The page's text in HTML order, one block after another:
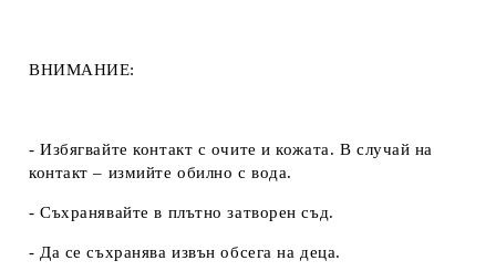
ВНИМАНИЕ:
- Избягвайте контакт с очите и кожата. В случай на
контакт – измийте обилно с вода.
- Съхранявайте в плътно затворен съд.
- Да се ​​съхранява извън обсега на деца.